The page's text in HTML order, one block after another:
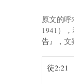
原文的呼
1941）
告』，文
徒2:21